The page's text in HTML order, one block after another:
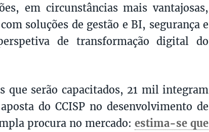
em circunstâncias mais vantajosas,
soluções de gestão e BI, segurança e
de transformação digital do
que serão capacitados, 21 mil integram
do CCISP no desenvolvimento de
procura no mercado: estima-se que